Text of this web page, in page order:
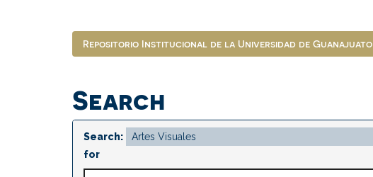
Repositorio Institucional de la Universidad de Guanajuato
Search
Search:
for